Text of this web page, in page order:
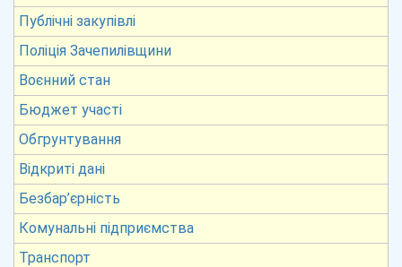
Публічні закупівлі
Поліція Зачепилівщини
Воєнний стан
Бюджет участі
Обгрунтування
Відкриті дані
Безбар’єрність
Комунальні підприємства
Транспорт